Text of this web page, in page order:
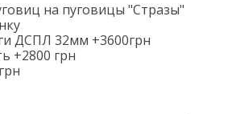
на пуговицы "Стразы"
ДСПЛ 32мм +3600грн
+2800 грн